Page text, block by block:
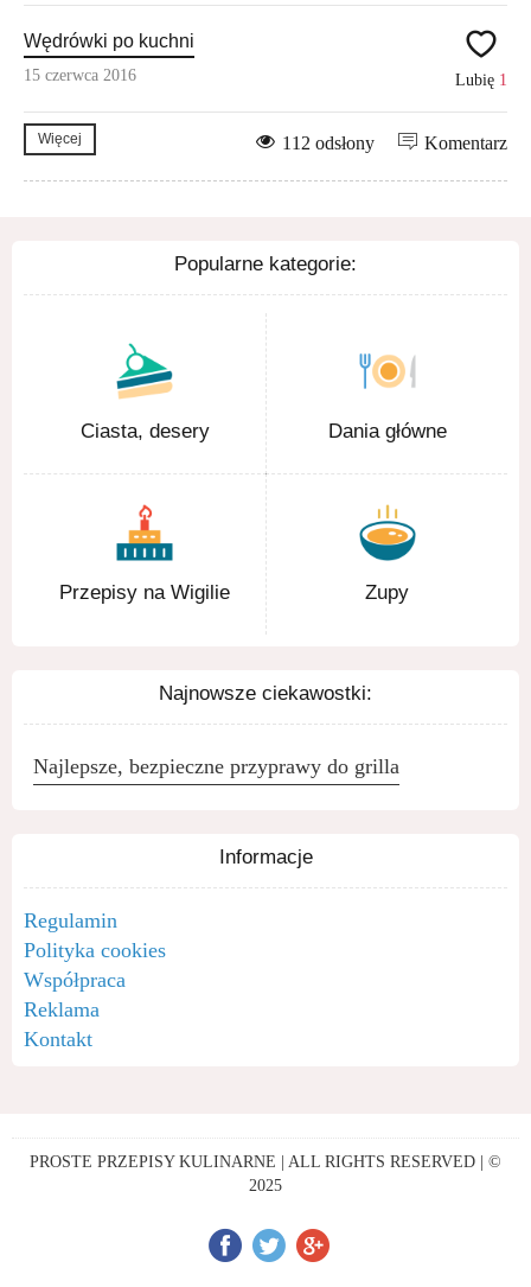
Wędrówki po kuchni
15 czerwca 2016 Lubię 1
Więcej Komentarz
112 odsłony
Popularne kategorie:
Ciasta, desery Dania główne
Przepisy na Wigilie Zupy
Najnowsze ciekawostki:
Najlepsze, bezpieczne przyprawy do grilla
Informacje
Regulamin
Polityka cookies
Współpraca
Reklama
Kontakt
PROSTE PRZEPISY KULINARNE | ALL RIGHTS RESERVED | ©
2025